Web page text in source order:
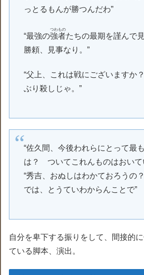
っとるもんが勝つんだわ”
“最強の強者
つわもの
たちの最期を謹んで
勝頼、見事なり。”
“父上、これは戦にございますか
ぶり殺しじゃ。”
“佐久間、今後われらにとって最
は？ ついてこれんものはおいて
“秀吉、おぬしはわかておろうの
では、とうていわからんことで”
自分を卑下する振りをして、間接的
ている脚本、演出。